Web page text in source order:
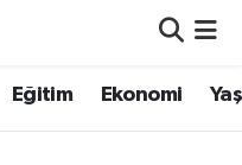
Eğitim Ekonomi